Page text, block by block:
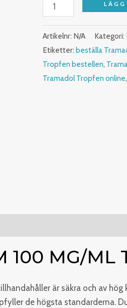
Artikelnr: N/A Kategori:
Etiketter: beställa
Tropfen bestellen,
Tramadol Tropfen online,
100 MG/ML
är säkra och av hög
de högsta standarderna.